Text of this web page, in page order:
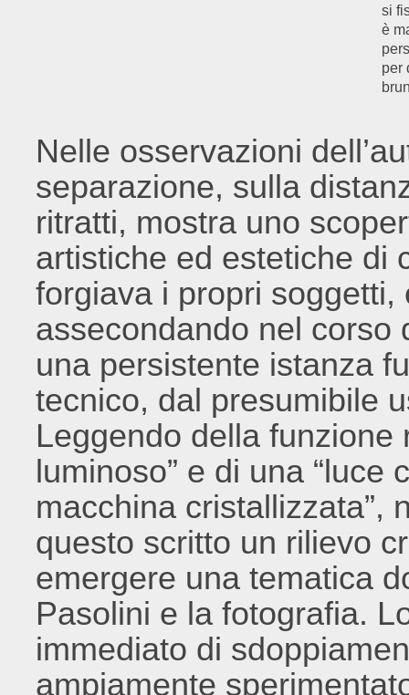
si
è
per
Nelle osservazioni
separazione, sulla
ritratti, mostra uno
artistiche ed estetiche di
forgiava i propri
assecondando nel corso
una persistente istanza
tecnico, dal presumibile
Leggendo della funzione
luminoso” e di una “luce
macchina cristallizzata”,
questo scritto un rilievo
emergere una tematica
Pasolini e la fotografia.
immediato di
ampiamente